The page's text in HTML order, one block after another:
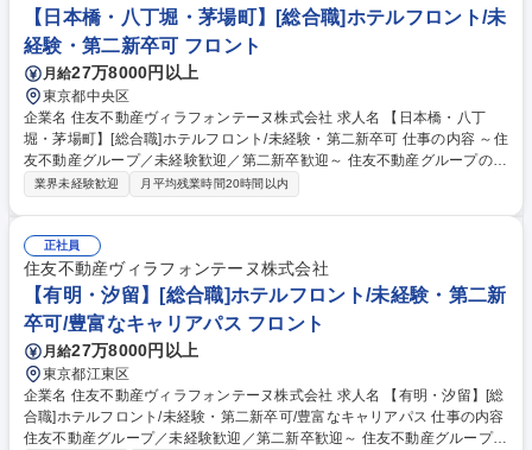
【日本橋・八丁堀・茅場町】[総合職]ホテルフロント/未
経験・第二新卒可 フロント
月給27万8000円以上
東京都中央区
企業名 住友不動産ヴィラフォンテーヌ株式会社 求人名 【日本橋・八丁
堀・茅場町】[総合職]ホテルフロント/未経験・第二新卒可 仕事の内容 ～住
友不動産グループ／未経験歓迎／第二新卒歓迎～ 住友不動産グループの当
社でホテルフロント業務をお任せします。総合職採用のため、住友不動産
営業務全般をお任せします。 ・チェックイン・チェックアウト対応業務
・予約受付、問い合わせ、お客様要望への対応業務 ・請求書等の事務処理
業務 ・稼動・売上管理、客室対応、安全管理等の業務 募集職種 【日本
橋・八丁堀・茅場町】[総合職]ホテルフロント/未経験・第二新卒可
業界未経験歓迎 月平均残業時間20時間以内
正社員
住友不動産ヴィラフォンテーヌ株式会社
【有明・汐留】[総合職]ホテルフロント/未経験・第二新
卒可/豊富なキャリアパス フロント
月給27万8000円以上
東京都江東区
企業名 住友不動産ヴィラフォンテーヌ株式会社 求人名 【有明・汐留】[総
合職]ホテルフロント/未経験・第二新卒可/豊富なキャリアパス 仕事の内容
住友不動産グループ／未経験歓迎／第二新卒歓迎～ 住友不動産グループの